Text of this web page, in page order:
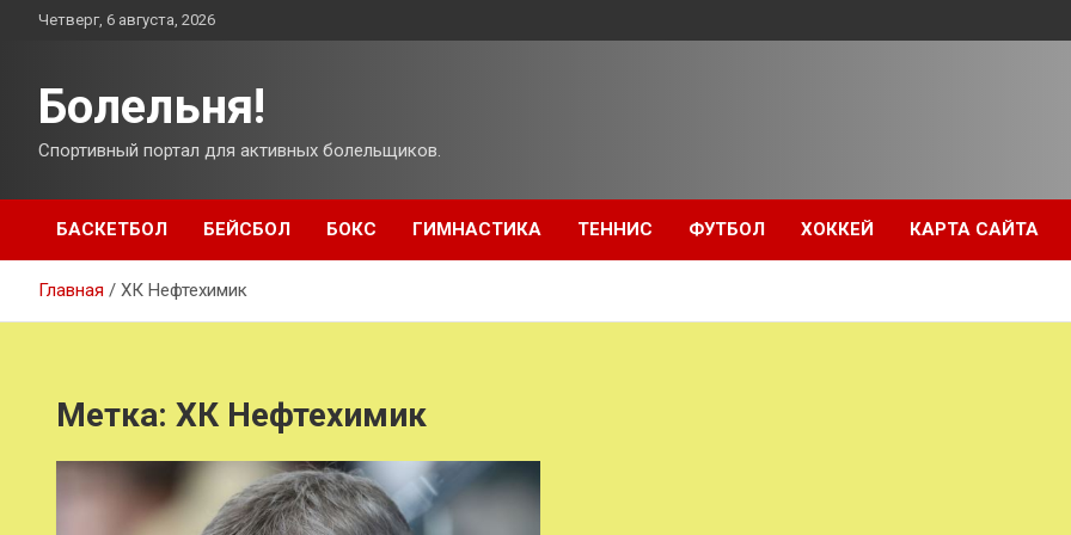
ПерейтиЧетверг, 6 августа, 2026
Болельня!
Спортивный портал для активных болельщиков.
БАСКЕТБОЛ БЕЙСБОЛ БОКС ГИМНАСТИКА ТЕННИС ФУТБОЛ ХОККЕЙ КАРТА САЙТА
Главная ХК Нефтехимик
Метка: ХК Нефтехимик